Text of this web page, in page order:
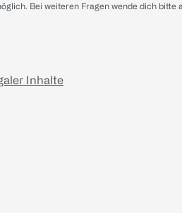
Bei weiteren Fragen wende dich bitte
Inhalte